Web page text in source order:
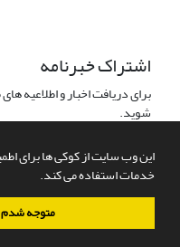
این وب سایت از کوکی ها برای
خدمات استفاده می کند.
متوجه شدم
اشتراک خبرنامه
برای دریافت اخبار و اطلاعیه
شوید.
سامانه مدیریت نشریات علمی.